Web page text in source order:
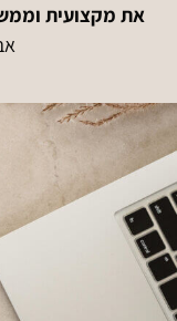
את מקצועית